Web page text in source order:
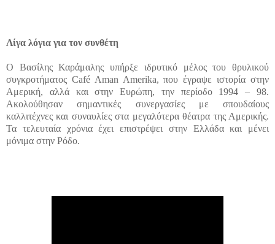
Λίγα λόγια για τον συνθέτη
Ο Βασίλης Καράμαλης υπήρξε ιδρυτικό μέλος του θρυλικού
συγκροτήματος Café Aman Amerika, που έγραψε ιστορία στην
Αμερική, αλλά και στην Ευρώπη, την περίοδο 1994 – 98.
Ακολούθησαν σημαντικές συνεργασίες με σπουδαίους
καλλιτέχνες και συναυλίες στα μεγαλύτερα θέατρα της Αμερικής.
Τα τελευταία χρόνια έχει επιστρέψει στην Ελλάδα και μένει
μόνιμα στην Ρόδο.